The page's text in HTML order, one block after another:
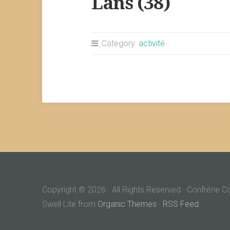
Category: activité
Copyright © 2026 · All Rights Reserved · Confrérie
Swell Lite from Organic Themes · RSS Feed